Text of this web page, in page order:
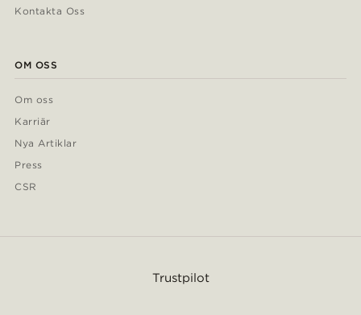
Kontakta Oss
OM OSS
Om oss
Karriär
Nya Artiklar
Press
CSR
Trustpilot